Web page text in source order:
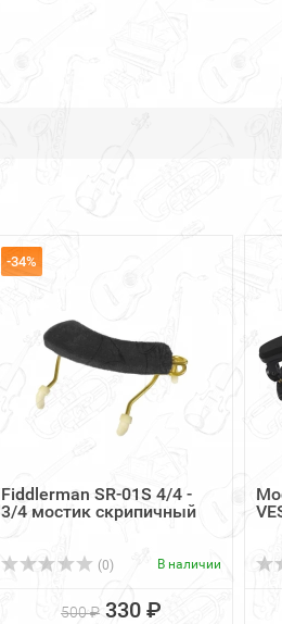
-34%
Fiddlerman SR-01S 4/4 -
3/4 мостик скрипичный
(0) В наличии
500 ₽ 330 ₽